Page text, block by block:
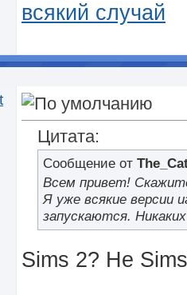
всякий случай
Цитата:
Сообщение от
Всем привет!
Я уже всякие версии
запускаются.
Sims 2? Не